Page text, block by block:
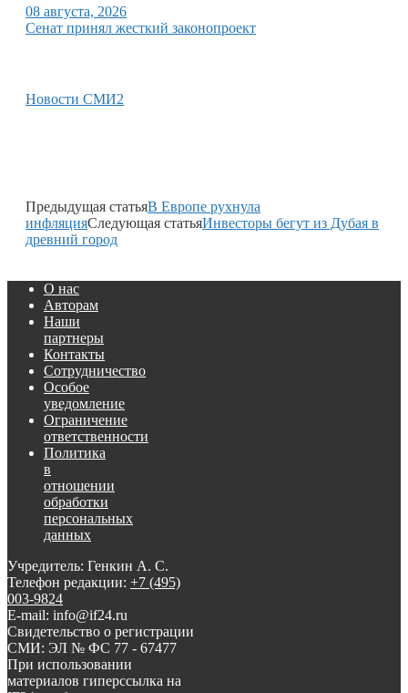
08 августа, 2026
Сенат принял жесткий законопроект
Новости СМИ2
Предыдущая статьяВ Европе рухнула
инфляцияСледующая статьяИнвесторы бегут из Дубая в
древний город
О нас
Авторам
Наши
партнеры
Контакты
Сотрудничество
Особое
уведомление
Ограничение
ответственности
Политика
в
отношении
обработки
персональных
данных
Учредитель: Генкин А. С.
Телефон редакции: +7 (495)
003-9824
E-mail: info@if24.ru
Свидетельство о регистрации
СМИ: ЭЛ № ФС 77 - 67477
При использовании
материалов гиперссылка на